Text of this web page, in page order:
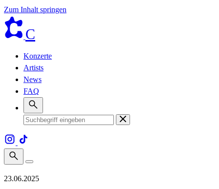
Zum Inhalt springen
C
Konzerte
Artists
News
FAQ
23.06.2025